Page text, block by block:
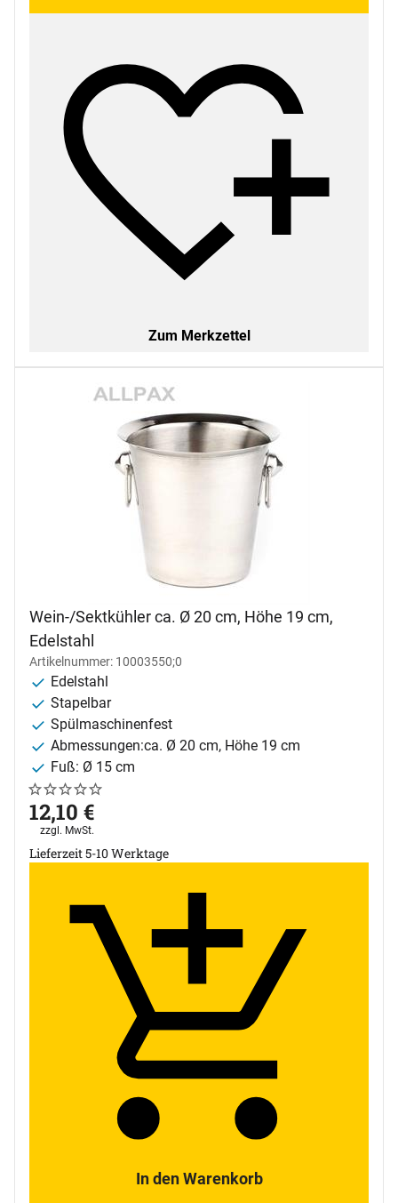
Zum Merkzettel
Wein-/Sektkühler ca. Ø 20 cm, Höhe 19 cm,
Edelstahl
Artikelnummer: 10003550;0
Edelstahl
Stapelbar
Spülmaschinenfest
Abmessungen:ca. Ø 20 cm, Höhe 19 cm
Fuß: Ø 15 cm
Noch keine Bewertungen abgegeben
0 Bewertungen
12,10 €
Steuerhinweis:
zzgl. MwSt.
Lieferzeit 5-10 Werktage
In den Warenkorb